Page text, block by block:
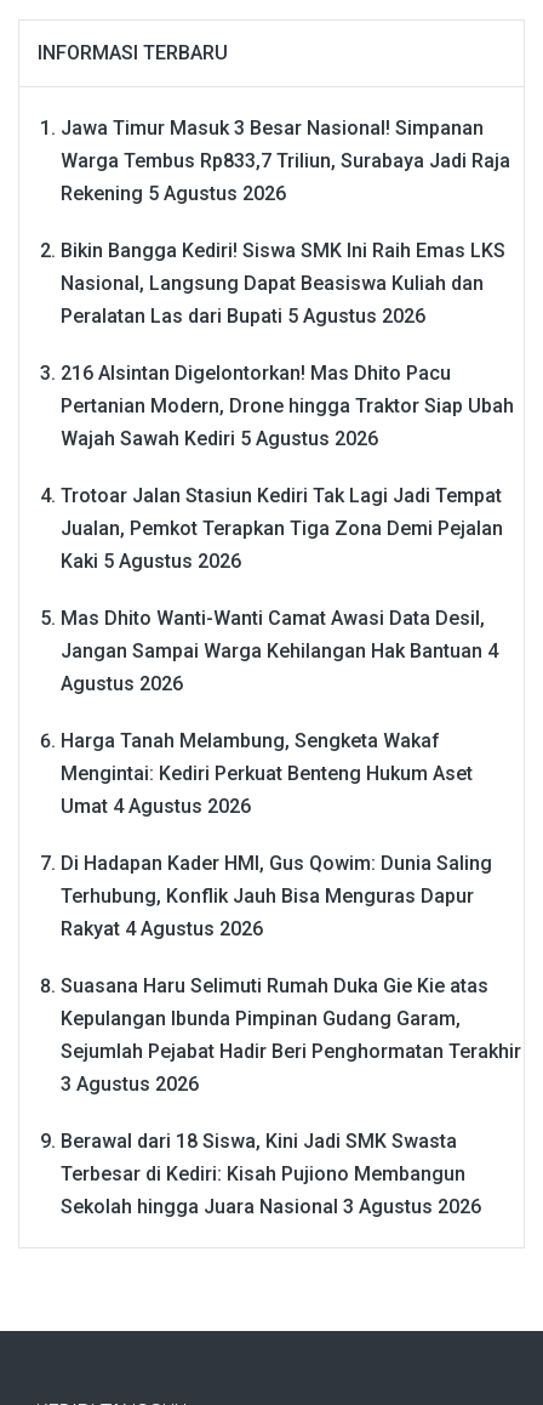
INFORMASI TERBARU
Jawa Timur Masuk 3 Besar Nasional! Simpanan
Warga Tembus Rp833,7 Triliun, Surabaya Jadi Raja
Rekening 5 Agustus 2026
Bikin Bangga Kediri! Siswa SMK Ini Raih Emas LKS
Nasional, Langsung Dapat Beasiswa Kuliah dan
Peralatan Las dari Bupati 5 Agustus 2026
216 Alsintan Digelontorkan! Mas Dhito Pacu
Pertanian Modern, Drone hingga Traktor Siap Ubah
Wajah Sawah Kediri 5 Agustus 2026
Trotoar Jalan Stasiun Kediri Tak Lagi Jadi Tempat
Jualan, Pemkot Terapkan Tiga Zona Demi Pejalan
Kaki 5 Agustus 2026
Mas Dhito Wanti-Wanti Camat Awasi Data Desil,
Jangan Sampai Warga Kehilangan Hak Bantuan 4
Agustus 2026
Harga Tanah Melambung, Sengketa Wakaf
Mengintai: Kediri Perkuat Benteng Hukum Aset
Umat 4 Agustus 2026
Di Hadapan Kader HMI, Gus Qowim: Dunia Saling
Terhubung, Konflik Jauh Bisa Menguras Dapur
Rakyat 4 Agustus 2026
Suasana Haru Selimuti Rumah Duka Gie Kie atas
Kepulangan Ibunda Pimpinan Gudang Garam,
Sejumlah Pejabat Hadir Beri Penghormatan Terakhir
3 Agustus 2026
Berawal dari 18 Siswa, Kini Jadi SMK Swasta
Terbesar di Kediri: Kisah Pujiono Membangun
Sekolah hingga Juara Nasional 3 Agustus 2026